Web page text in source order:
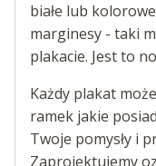
białe lub
marginesy - taki
plakacie. Jest to
Każdy plakat
ramek jakie
Twoje pomysły i
Zaprojektujemy